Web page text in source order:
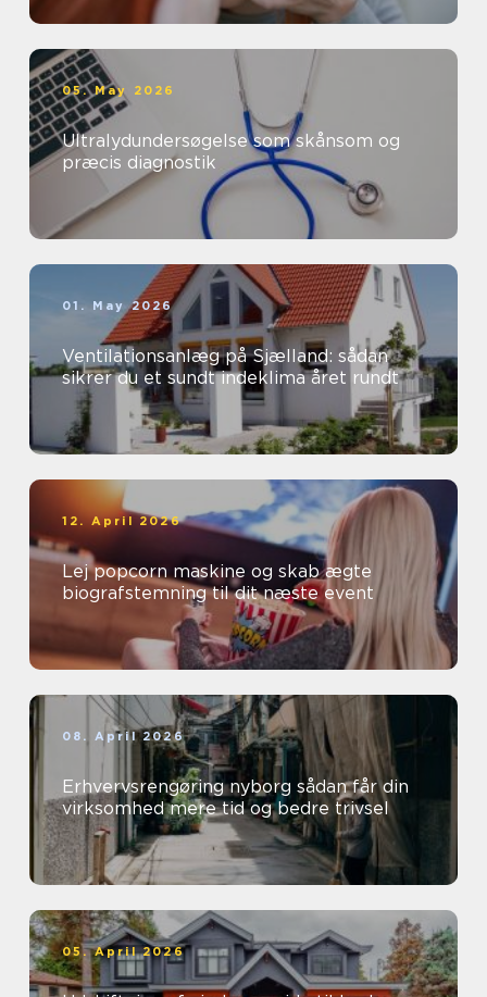
05. May 2026
Ultralydundersøgelse som skånsom og
præcis diagnostik
01. May 2026
Ventilationsanlæg på Sjælland: sådan
sikrer du et sundt indeklima året rundt
12. April 2026
Lej popcorn maskine og skab ægte
biografstemning til dit næste event
08. April 2026
Erhvervsrengøring nyborg sådan får din
virksomhed mere tid og bedre trivsel
05. April 2026